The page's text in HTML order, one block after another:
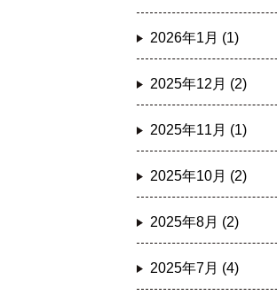
2026年1月 (1)
2025年12月 (2)
2025年11月 (1)
2025年10月 (2)
2025年8月 (2)
2025年7月 (4)